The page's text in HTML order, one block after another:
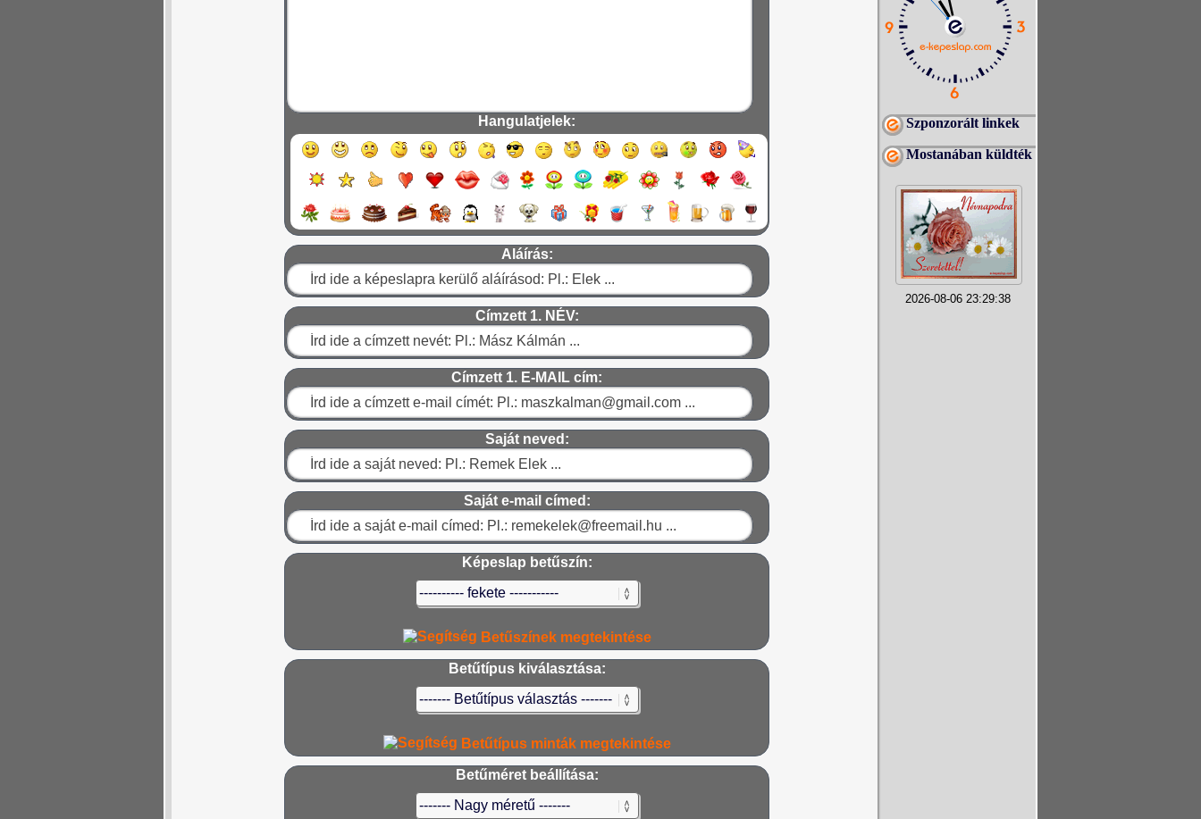
Hangulatjelek:
Aláírás:
Címzett 1. NÉV:
Címzett 1. E-MAIL cím:
Saját neved:
Saját e-mail címed:
Képeslap betűszín:
Betűszínek megtekintése
Betűtípus kiválasztása:
Betűtípus minták megtekintése
Betűméret beállítása:
Szponzorált linkek
Mostanában küldték
2026-08-06 23:29:38